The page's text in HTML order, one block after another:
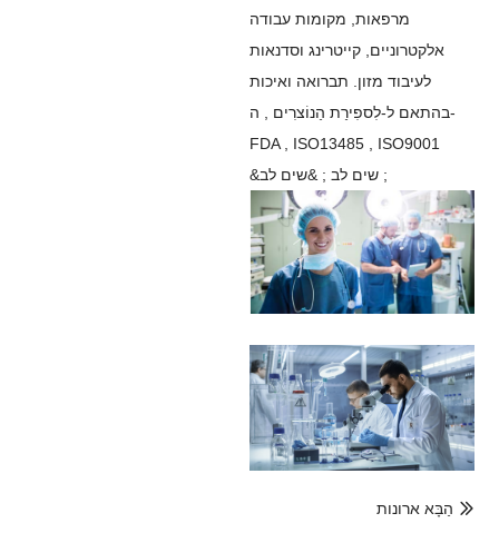
מרפאות, מקומות עבודה
אלקטרוניים, קייטרינג וסדנאות
לעיבוד מזון. תברואה ואיכות
בהתאם ל-לִספִירַת הַנוֹצרִים , ה-
FDA , ISO13485 , ISO9001
&שים לב ; &שים לב ;
 הַבָּא ארונות